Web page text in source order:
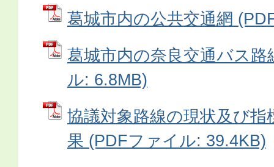
葛城市内の公共交通網
葛城市内の奈良交通バス
ル: 6.8MB)
協議対象路線の現状及び
果 (PDFファイル: 39.4KB)